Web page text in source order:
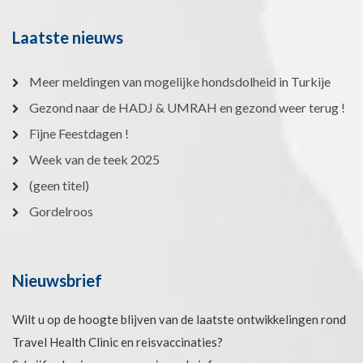
Laatste nieuws
Meer meldingen van mogelijke hondsdolheid in Turkije
Gezond naar de HADJ & UMRAH en gezond weer terug !
Fijne Feestdagen !
Week van de teek 2025
(geen titel)
Gordelroos
Nieuwsbrief
Wilt u op de hoogte blijven van de laatste ontwikkelingen rond
Travel Health Clinic en reisvaccinaties?